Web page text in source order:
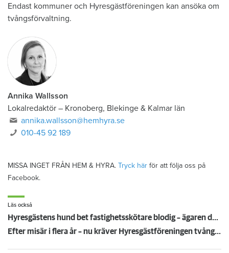
Endast kommuner och Hyresgästföreningen kan ansöka om
tvångsförvaltning.
Annika Wallsson
Lokalredaktör – Kronoberg, Blekinge & Kalmar län
annika.wallsson@hemhyra.se
010-45 92 189
MISSA INGET FRÅN HEM & HYRA. Tryck här för att följa oss på
Facebook.
Läs också
Hyresgästens hund bet fastighetsskötare blodig – ägaren döms och förlorar nu lägenheten
Efter misär i flera år – nu kräver Hyresgästföreningen tvångsförvaltning av hyreshuset